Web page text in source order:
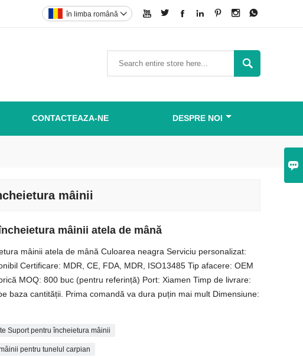

      
în limba română 

CONTACTEAZA-NE DESPRE NOI
mâinii
mâinii atela de mână
mâinii atela de mână Culoarea neagra Serviciu personalizat:
Certificare: MDR, CE, FDA, MDR, ISO13485 Tip afacere: OEM
MOQ: 800 buc (pentru referință) Port: Xiamen Timp de livrare:
baza cantității. Prima comandă va dura puțin mai mult Dimensiune:
Suport pentru încheietura mâinii
pentru tunelul carpian